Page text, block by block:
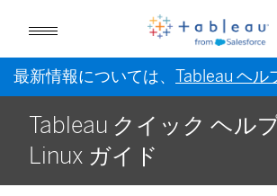
最新情報については、 Tableau ヘル
Tableau クイック ヘル
Linux ガイド